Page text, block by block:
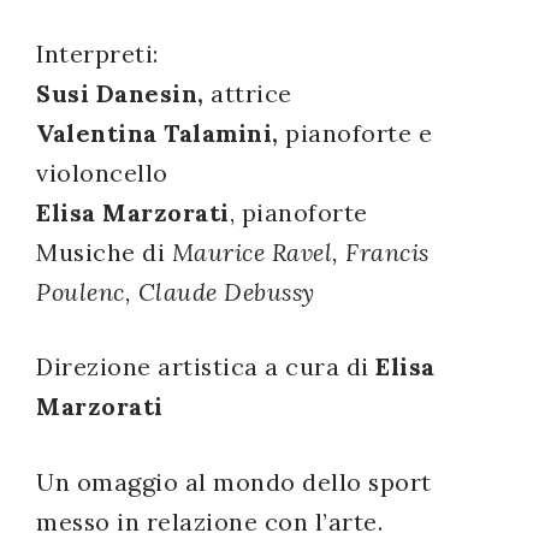
Interpreti:
Susi Danesin, attrice
Valentina Talamini, pianoforte e
violoncello
Elisa Marzorati, pianoforte
Musiche di Maurice Ravel, Francis
Poulenc, Claude Debussy
Direzione artistica a cura di Elisa
Marzorati
Un omaggio al mondo dello sport
messo in relazione con l’arte.